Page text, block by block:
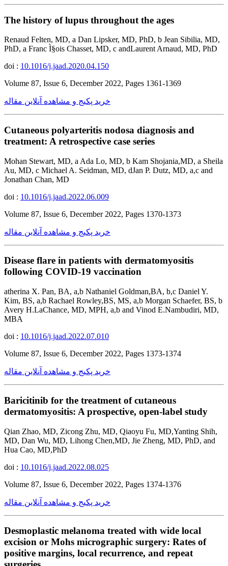
The history of lupus throughout the ages
Renaud Felten, MD, a Dan Lipsker, MD, PhD, b Jean Sibilia, MD,
PhD, a Franc Ì§ois Chasset, MD, c andLaurent Arnaud, MD, PhD
doi : 10.1016/j.jaad.2020.04.150
Volume 87, Issue 6, December 2022, Pages 1361-1369
خرید پکیج و مشاهده آنلاین مقاله
Cutaneous polyarteritis nodosa diagnosis and
treatment: A retrospective case series
Mohan Stewart, MD, a Ada Lo, MD, b Kam Shojania,MD, a Sheila
Au, MD, c Michael A. Seidman, MD, dJan P. Dutz, MD, a,c and
Jonathan Chan, MD
doi : 10.1016/j.jaad.2022.06.009
Volume 87, Issue 6, December 2022, Pages 1370-1373
خرید پکیج و مشاهده آنلاین مقاله
Disease flare in patients with dermatomyositis
following COVID-19 vaccination
atherina X. Pan, BA, a,b Nathaniel Goldman,BA, b,c Daniel Y.
Kim, BS, a,b Rachael Rowley,BS, MS, a,b Morgan Schaefer, BS, b
Avery H.LaChance, MD, MPH, a,b and Vinod E.Nambudiri, MD,
MBA
doi : 10.1016/j.jaad.2022.07.010
Volume 87, Issue 6, December 2022, Pages 1373-1374
خرید پکیج و مشاهده آنلاین مقاله
Baricitinib for the treatment of cutaneous
dermatomyositis: A prospective, open-label study
Qian Zhao, MD, Zicong Zhu, MD, Qiaoyu Fu, MD,Yanting Shih,
MD, Dan Wu, MD, Lihong Chen,MD, Jie Zheng, MD, PhD, and
Hua Cao, MD,PhD
doi : 10.1016/j.jaad.2022.08.025
Volume 87, Issue 6, December 2022, Pages 1374-1376
خرید پکیج و مشاهده آنلاین مقاله
Desmoplastic melanoma treated with wide local
excision or Mohs micrographic surgery: Rates of
positive margins, local recurrence, and repeat